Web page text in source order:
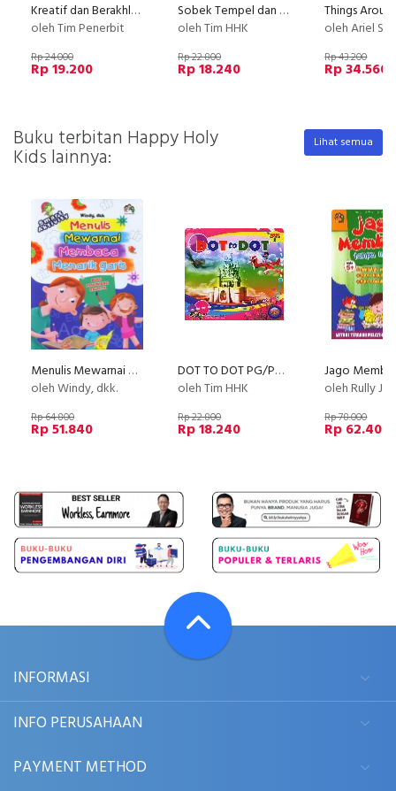
Kreatif dan Berakhlak Mulia Cendekia 2 Lingkunganku (BK) (Disc 50%)
oleh Tim Penerbit
Rp 24.000
Rp 19.200
Sobek Tempel dan Mewarnai TK B semester 1
oleh Tim HHK
Rp 22.800
Rp 18.240
oleh Ariel
Rp 43.200
Rp 34.560
Buku terbitan Happy Holy
Kids lainnya:
Lihat semua
Menulis Mewarnai Membaca Menarik Garis
oleh Windy, dkk.
Rp 64.800
Rp 51.840
DOT TO DOT PG/PAUD semester 2
oleh Tim HHK
Rp 22.800
Rp 18.240
oleh Rully J. M. Pd. / Ir.
Rp 78.000
Rp 62.400
INFORMASI
INFO PERUSAHAAN
PAYMENT METHOD